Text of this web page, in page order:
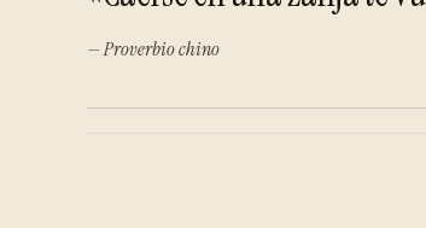
— Proverbio chino